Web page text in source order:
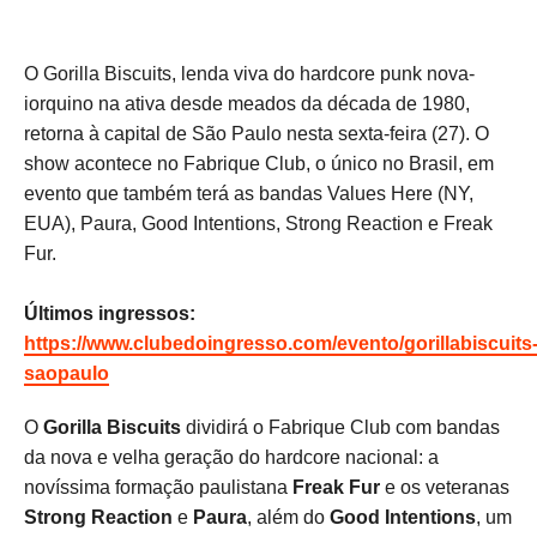
O Gorilla Biscuits, lenda viva do hardcore punk nova-
iorquino na ativa desde meados da década de 1980,
retorna à capital de São Paulo nesta sexta-feira (27). O
show acontece no Fabrique Club, o único no Brasil, em
evento que também terá as bandas Values Here (NY,
EUA), Paura, Good Intentions, Strong Reaction e Freak
Fur.
Últimos ingressos:
https://www.clubedoingresso.com/evento/gorillabiscuits-
saopaulo
O Gorilla Biscuits dividirá o Fabrique Club com bandas
da nova e velha geração do hardcore nacional: a
novíssima formação paulistana Freak Fur e os veteranas
Strong Reaction e Paura, além do Good Intentions, um